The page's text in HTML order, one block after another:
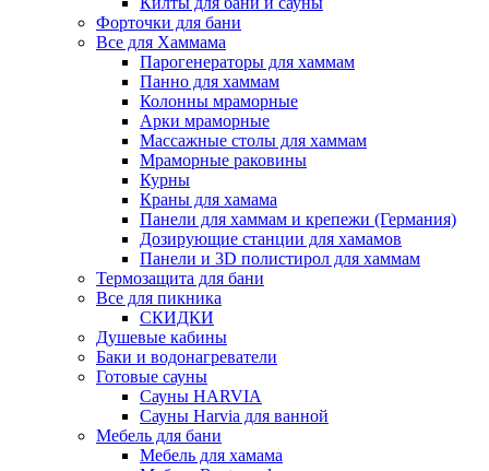
Форточки для бани
Все для Хаммама
Парогенераторы для хаммам
Панно для хаммам
Колонны мраморные
Арки мраморные
Массажные столы для хаммам
Мраморные раковины
Курны
Краны для хамама
Панели для хаммам и крепежи (Германия)
Дозирующие станции для хамамов
Панели и 3D полистирол для хаммам
Термозащита для бани
Все для пикника
СКИДКИ
Душевые кабины
Баки и водонагреватели
Готовые сауны
Сауны HARVIA
Сауны Harvia для ванной
Мебель для бани
Мебель для хамама